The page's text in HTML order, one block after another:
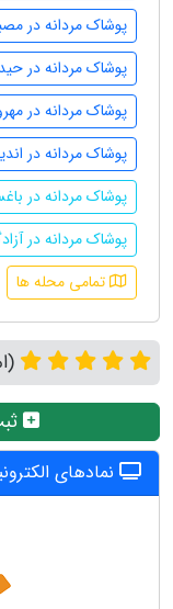
پوشاک مردانه در
پوشاک مردانه در
پوشاک مردانه در
پوشاک مردانه در
پوشاک مردانه در
پوشاک مردانه در
تمامی محله ها
نمادهای